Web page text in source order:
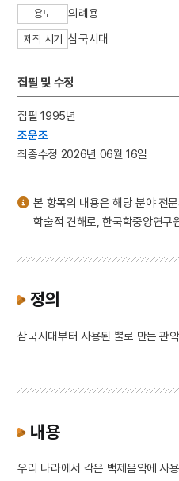
2
금성대군
3 장현광
6
8 만분가
10 상춘곡
용도 의례용
제작 시기 삼국시대
집필 및 수정
집필 1995년
조운조
최종수정 2026년 06월 16일
본 항목의 내용은 해당 분야 전
학술적 견해로, 한국학중앙연구
정의
삼국시대부터 사용된 뿔로 만든 관
내용
우리 나라에서 각은 백제음악에 사